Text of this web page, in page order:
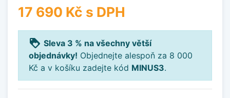
17 690 Kč s DPH
loyalty Sleva 3 % na všechny větší
objednávky! Objednejte alespoň za 8 000
Kč a v košíku zadejte kód MINUS3.